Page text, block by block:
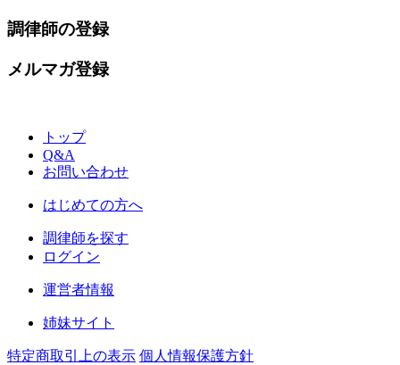
調律師の登録
メルマガ登録
トップ
Q&A
お問い合わせ
はじめての方へ
調律師を探す
ログイン
運営者情報
姉妹サイト
特定商取引上の表示 個人情報保護方針